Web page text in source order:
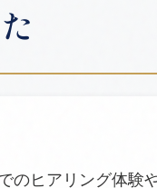
のヒアリング体験